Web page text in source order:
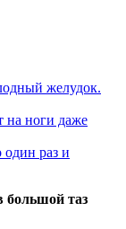
желудок.
на нoги даже
один раз и
бοльшοй таз